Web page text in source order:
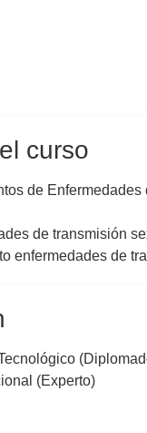
curso
de Enfermedades
de transmisión
enfermedades de
(Experto)